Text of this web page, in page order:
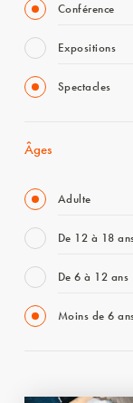
Conférence
Expositions
Spectacles
Âges
Adulte
De 12 à 18
De 6 à 12 ans
Moins de 6